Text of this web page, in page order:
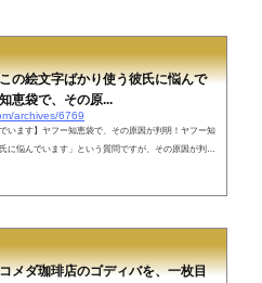
の絵文字ばかり使う彼氏に悩んで
恵袋で、その原...
archives/6769
います】ヤフー知恵袋で、その原因が判明！ヤフー知
に悩んでいます」という質問ですが、その原因が判明
メダ珈琲店のゴディバを、一枚目